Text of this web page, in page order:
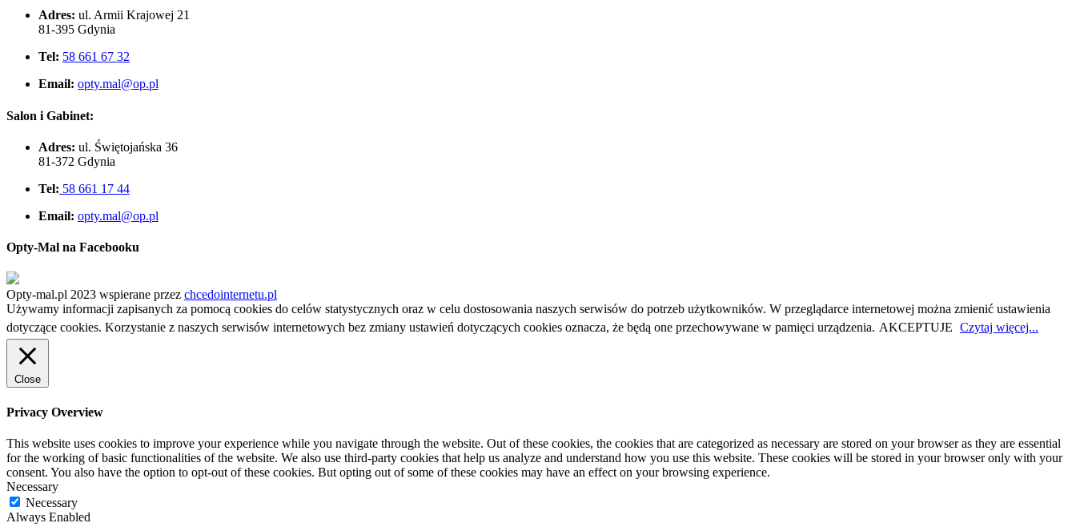
Adres: ul. Armii Krajowej 21
81-395 Gdynia
Tel: 58 661 67 32
Email: opty.mal@op.pl
Salon i Gabinet:
Adres: ul. Świętojańska 36
81-372 Gdynia
Tel: 58 661 17 44
Email: opty.mal@op.pl
Opty-Mal na Facebooku
Opty-mal.pl 2023 wspierane przez chcedointernetu.pl
Używamy informacji zapisanych za pomocą cookies do celów statystycznych oraz w celu dostosowania naszych serwisów do potrzeb użytkowników. W przeglądarce internetowej można zmienić ustawienia
dotyczące cookies. Korzystanie z naszych serwisów internetowych bez zmiany ustawień dotyczących cookies oznacza, że będą one przechowywane w pamięci urządzenia. AKCEPTUJE Czytaj więcej...
Close
Privacy Overview
This website uses cookies to improve your experience while you navigate through the website. Out of these cookies, the cookies that are categorized as necessary are stored on your browser as they are essential
for the working of basic functionalities of the website. We also use third-party cookies that help us analyze and understand how you use this website. These cookies will be stored in your browser only with your
consent. You also have the option to opt-out of these cookies. But opting out of some of these cookies may have an effect on your browsing experience.
Necessary
Necessary
Always Enabled